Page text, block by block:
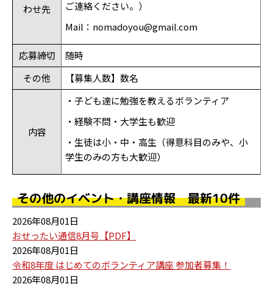
わせ先
ご連絡ください。）
Mail：nomadoyou@gmail.com
応募締切
随時
その他
【募集人数】数名
内容
・子ども達に勉強を教えるボランティア
・経験不問・大学生も歓迎
・生徒は小・中・高生（得意科目のみや、小
学生のみの方も大歓迎）
その他のイベント・講座情報 最新10件
2026年08月01日
おせったい通信8月号【PDF】
2026年08月01日
令和8年度 はじめてのボランティア講座 参加者募集！
2026年08月01日